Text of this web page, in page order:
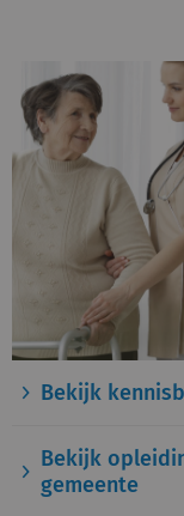
Bekijk
Bekijk
gemeente